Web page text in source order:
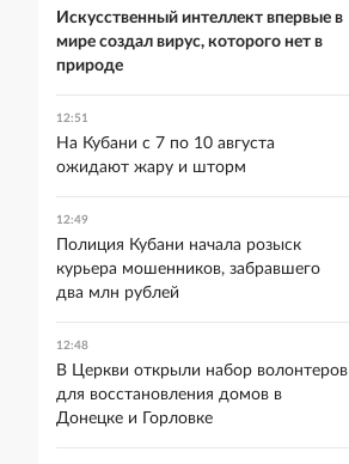
Искусственный интеллект впервые в
мире создал вирус, которого нет в
природе
12:51
На Кубани с 7 по 10 августа
ожидают жару и шторм
12:49
Полиция Кубани начала розыск
курьера мошенников, забравшего
два млн рублей
12:48
В Церкви открыли набор волонтеров
для восстановления домов в
Донецке и Горловке